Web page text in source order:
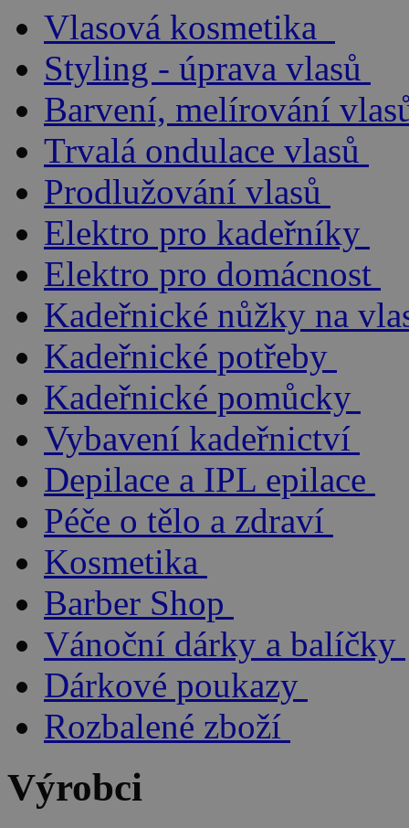
Vlasová kosmetika
Styling - úprava vlasů
Barvení, melírování
Trvalá ondulace vlasů
Prodlužování vlasů
Elektro pro kadeřníky
Elektro pro domácnost
Kadeřnické nůžky na
Kadeřnické potřeby
Kadeřnické pomůcky
Vybavení kadeřnictví
Depilace a IPL epilace
Péče o tělo a zdraví
Kosmetika
Barber Shop
Vánoční dárky a balíčky
Dárkové poukazy
Rozbalené zboží
Výrobci